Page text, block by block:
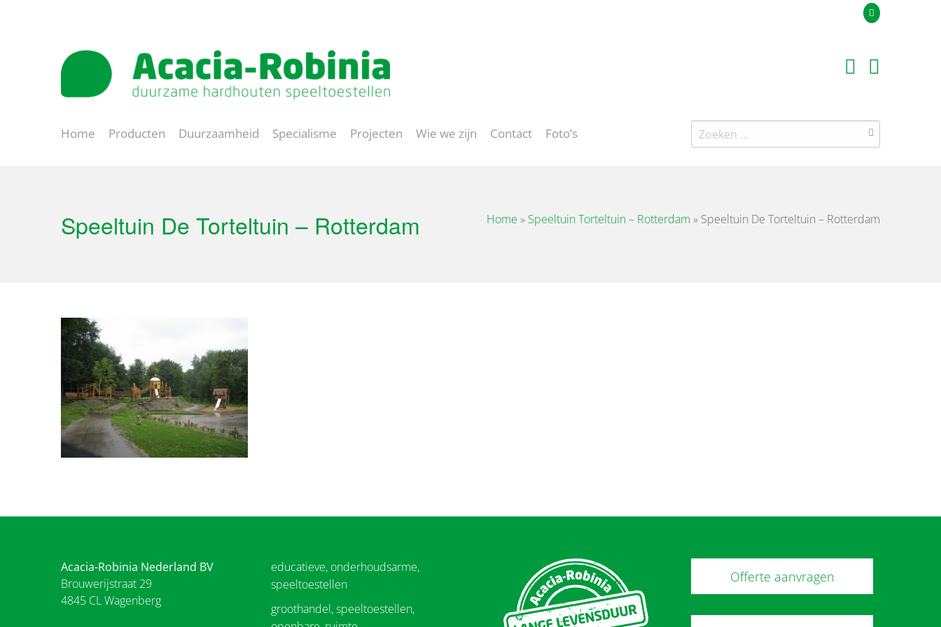
Home Producten Duurzaamheid Specialisme Projecten Wie we zijn Contact Foto’s
Zoeken
naar:
Speeltuin De Torteltuin – Rotterdam Home » Speeltuin Torteltuin – Rotterdam » Speeltuin De Torteltuin – Rotterdam
Acacia-Robinia Nederland BV
Brouwerijstraat 29
4845 CL Wagenberg
educatieve, onderhoudsarme,
speeltoestellen
groothandel, speeltoestellen,
Offerte aanvragen